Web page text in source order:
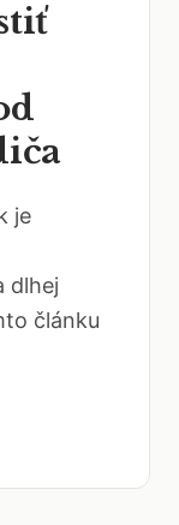
je
dlhej
článku